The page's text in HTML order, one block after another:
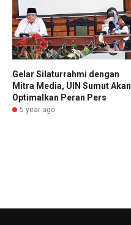
Gelar Silaturrahmi dengan
Mitra Media, UIN Sumut Akan
Optimalkan Peran Pers
5 year ago